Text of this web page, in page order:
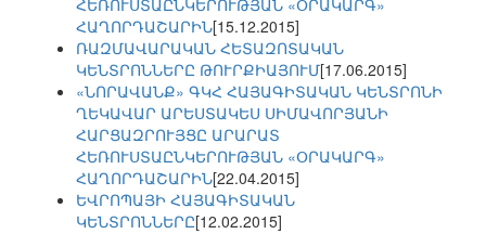
ՀԵՌՈՒՍՏԱԸՆԿԵՐՈՒԹՅԱՆ «ՕՐԱԿԱՐԳ»
ՀԱՂՈՐԴԱՇԱՐԻՆ[15.12.2015]
ՌԱԶՄԱՎԱՐԱԿԱՆ ՀԵՏԱԶՈՏԱԿԱՆ
ԿԵՆՏՐՈՆՆԵՐԸ ԹՈՒՐՔԻԱՅՈՒՄ[17.06.2015]
«ՆՈՐԱՎԱՆՔ» ԳԿՀ ՀԱՅԱԳԻՏԱԿԱՆ ԿԵՆՏՐՈՆԻ
ՂԵԿԱՎԱՐ ԱՐԵՍՏԱԿԵՍ ՍԻՄԱՎՈՐՅԱՆԻ
ՀԱՐՑԱԶՐՈՒՅՑԸ ԱՐԱՐԱՏ
ՀԵՌՈՒՍՏԱԸՆԿԵՐՈՒԹՅԱՆ «ՕՐԱԿԱՐԳ»
ՀԱՂՈՐԴԱՇԱՐԻՆ[22.04.2015]
ԵՎՐՈՊԱՅԻ ՀԱՅԱԳԻՏԱԿԱՆ
ԿԵՆՏՐՈՆՆԵՐԸ[12.02.2015]